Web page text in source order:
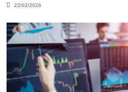
22/02/2026